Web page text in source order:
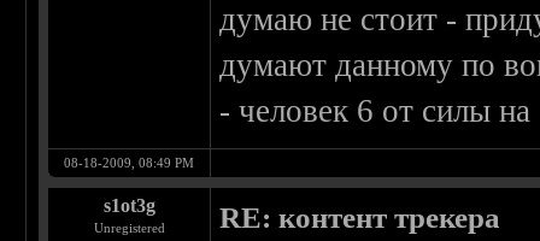
думаю не стоит -
думают данному по
- человек 6 от силы
08-18-2009, 08:49 PM
s1ot3g
Unregistered RE: контент трекера